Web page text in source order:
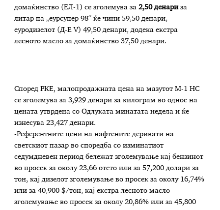
домаќинство (ЕЛ-1) се зголемува за2,50 денариза
литар па „еурсупер 98“ ќе чини 59,50 денари,
еуродизелот (Д-Е V) 49,50 денари, додека екстра
лесното масло за домаќинство 37,50 денари.
Според РКЕ, малопродажната цена на мазутот М-1 НС
се зголемува за 3,929 денари за килограм во однос на
цената утврдена со Одлуката минатата недела и ќе
изнесува 23,427 денари.
-Референтните цени на нафтените деривати на
светскиот пазар во споредба со изминатиот
седумдневен период бележат зголемување кај бензинот
во просек за околу 23,66 отсто или за 57,200 долари за
тон, кај дизелот зголемување во просек за околу 16,74%
или за 40,900 $/тон, кај екстра лесното масло
зголемување во просек за околу 20,86% или за 45,800